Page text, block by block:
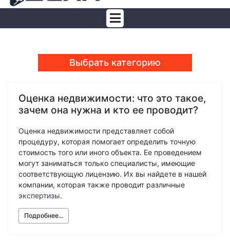
Почерковедческая экспертиза
Товароведческая экспертиза
Автотехническая экспертиза
Экспертиза электробытовой техники
Экспертиза по технике безопасности
Техническая экспертиза документов
Электротехническая экспертиза
Фоноскопическая экспертиза
Экспертиза видео- и звукозаписей
Лингвистическая экспертиза
Выбрать категорию
Фоноскопическая экспертиза
Психологическая экспертиза
Автотехническая экспертиза
Экспертиза изделий из металлов
Экспертиза электробытовой техники
Экономическая экспертиза
Экологическая экспертиза
Техническая экспертиза документов
Строительно-техническая экспертиза
Почерковедческая экспертиза
Пожарно-техническая экспертиза
Юридико-лингвистическая экспертиза
Компьютерно-техническая экспертиза
Геммологическая экспертиза (ювелирная)
Оценка недвижимости: что это такое,
зачем она нужна и кто ее проводит?
Оценка недвижимости представляет собой
процедуру, которая помогает определить точную
стоимость того или иного объекта. Ее проведением
могут заниматься только специалисты, имеющие
соответствующую лицензию. Их вы найдете в нашей
компании, которая также проводит различные
экспертизы.
Подробнее...